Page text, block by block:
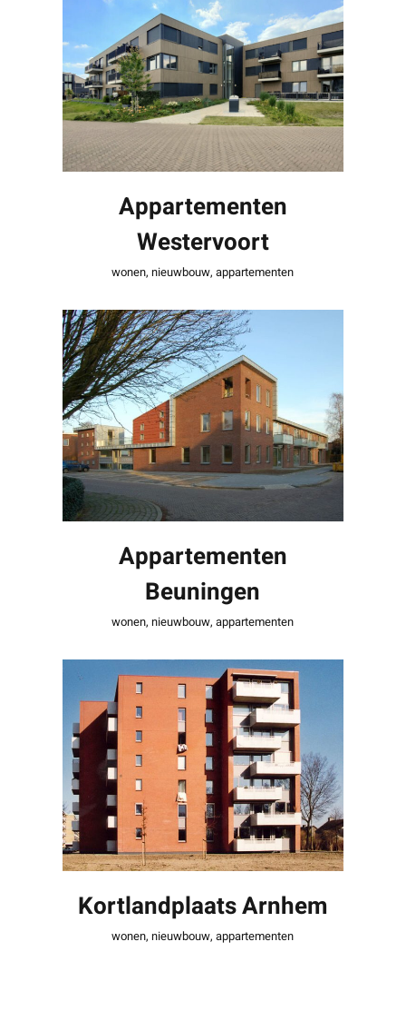
Appartementen
Westervoort
Appartementen
Westervoort
wonen,nieuwbouw,appartementen
Appartementen
Beuningen
Appartementen
Beuningen
wonen,nieuwbouw,appartementen
Kortlandplaats
Arnhem
Kortlandplaats Arnhem
wonen,nieuwbouw,appartementen